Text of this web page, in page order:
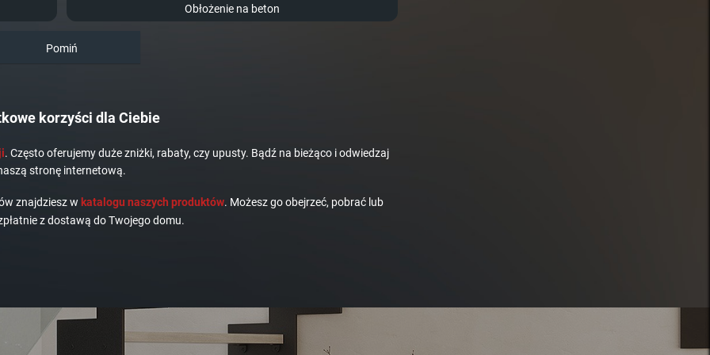
Obłożenie na beton
Pomiń
korzyści dla Ciebie
. Często oferujemy duże zniżki, rabaty, czy upusty. Bądź na bieżąco i odwiedzaj
stronę internetową.
znajdziesz w katalogu naszych produktów. Możesz go obejrzeć, pobrać lub
z dostawą do Twojego domu.